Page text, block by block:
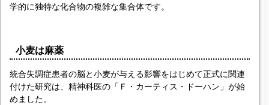
学的に独特な化合物の複雑な集合体です。
小麦は麻薬
統合失調症患者の脳と小麦が与える影響をはじめて正式に関連
付けた研究は、精神科医の「Ｆ・カーティス・ドーハン」が始
めました。